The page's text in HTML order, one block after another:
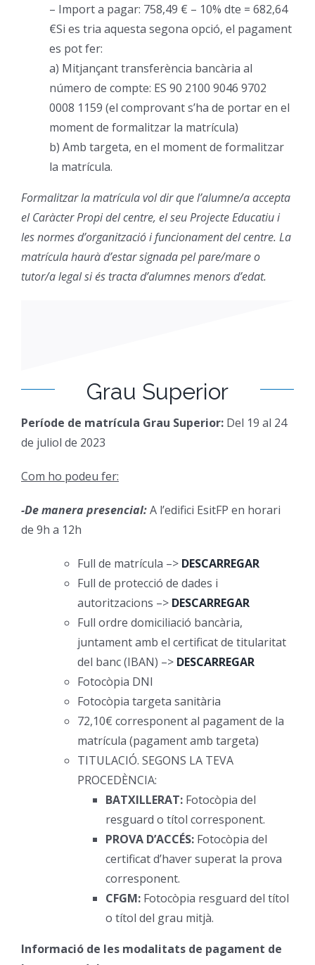
– Import a pagar: 758,49 € – 10% dte = 682,64
€Si es tria aquesta segona opció, el pagament
es pot fer:
a) Mitjançant transferència bancària al
número de compte: ES 90 2100 9046 9702
0008 1159 (el comprovant s’ha de portar en el
moment de formalitzar la matrícula)
b) Amb targeta, en el moment de formalitzar
la matrícula.
Formalitzar la matrícula vol dir que l’alumne/a accepta
el Caràcter Propi del centre, el seu Projecte Educatiu i
les normes d’organització i funcionament del centre. La
matrícula haurà d’estar signada pel pare/mare o
tutor/a legal si és tracta d’alumnes menors d’edat.
Grau Superior
Període de matrícula Grau Superior: Del 19 al 24
de juliol de 2023
Com ho podeu fer:
-De manera presencial:A l’edifici EsitFP en horari
de 9h a 12h
Full de matrícula –> DESCARREGAR
Full de protecció de dades i
autoritzacions –> DESCARREGAR
Full ordre domiciliació bancària,
juntament amb el certificat de titularitat
del banc (IBAN) –> DESCARREGAR
Fotocòpia DNI
Fotocòpia targeta sanitària
72,10€ corresponent al pagament de la
matrícula (pagament amb targeta)
TITULACIÓ. SEGONS LA TEVA
PROCEDÈNCIA:
BATXILLERAT:Fotocòpia del
resguard o títol corresponent.
PROVA D’ACCÉS:Fotocòpia del
certificat d’haver superat la prova
corresponent.
CFGM:Fotocòpia resguard del títol
o títol del grau mitjà.
Informació de les modalitats de pagament de